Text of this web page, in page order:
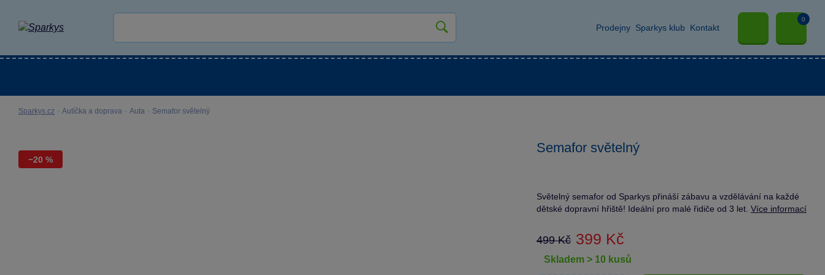
Prodejny Sparkys klub Kontakt
0
Sparkys.cz · Autíčka a doprava · Auta · Semafor světelný
−20 %
Semafor světelný
Světelný semafor od Sparkys přináší zábavu a vzdělávání na každé
dětské dopravní hřiště! Ideální pro malé řidiče od 3 let. Více informací
499 Kč 399 Kč
skladem > 10 kusů